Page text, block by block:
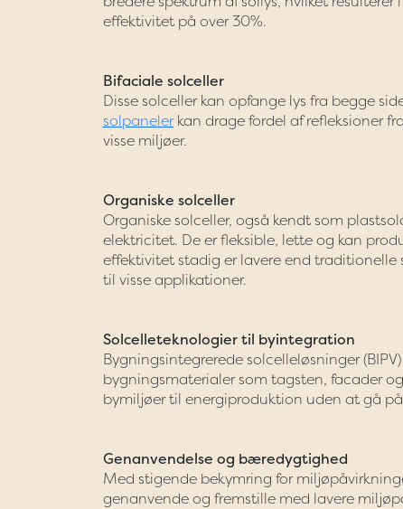
effektivitet på over 30%.
Bifaciale solceller
Disse solceller kan opfange lys fra begge
solpanelerkan drage fordel af refleksioner
visse miljøer.
Organiske solceller
Organiske solceller, også kendt som
elektricitet. De er fleksible, lette og kan
effektivitet stadig er lavere end
til visse applikationer.
Solcelleteknologier til byintegration
Bygningsintegrerede solcelleløsninger
bygningsmaterialer som tagsten, facader
bymiljøer til energiproduktion uden at gå
Genanvendelse og bæredygtighed
Med stigende bekymring for
genanvende og fremstille med lavere